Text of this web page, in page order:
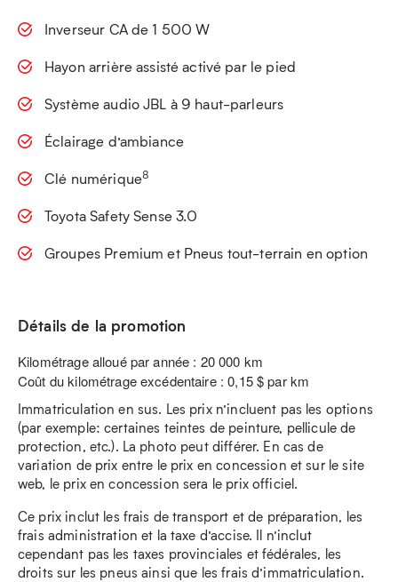
Inverseur CA de 1 500 W
Hayon arrière assisté activé par le pied
Système audio JBL à 9 haut-parleurs
Éclairage d’ambiance
Clé numérique8
Toyota Safety Sense 3.0
Groupes Premium et Pneus tout-terrain en option
Détails de la promotion
Kilométrage alloué par année : 20 000 km
Coût du kilométrage excédentaire : 0,15 $ par km
Immatriculation en sus. Les prix n’incluent pas les options
(par exemple: certaines teintes de peinture, pellicule de
protection, etc.). La photo peut différer. En cas de
variation de prix entre le prix en concession et sur le site
web, le prix en concession sera le prix officiel.
Ce prix inclut les frais de transport et de préparation, les
frais administration et la taxe d’accise. Il n’inclut
cependant pas les taxes provinciales et fédérales, les
droits sur les pneus ainsi que les frais d’immatriculation.